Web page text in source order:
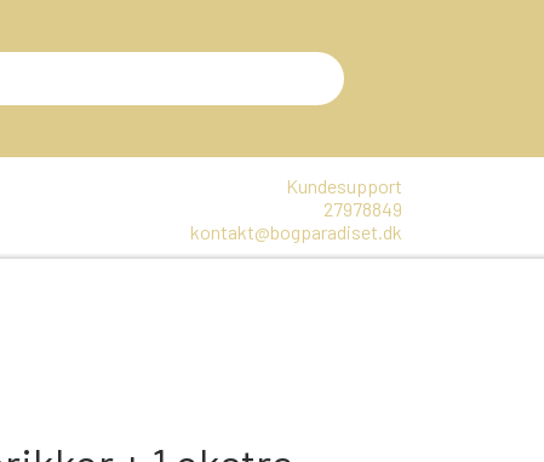
Kundesupport
27978849
kontakt@bogparadiset.dk